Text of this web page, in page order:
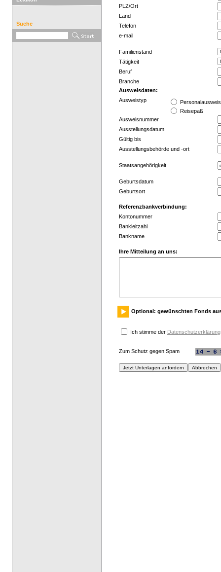
Suche
PLZ/Ort
Land
Telefon
e-mail
Familienstand
Tätigkeit
Beruf
Branche
Ausweisdaten:
Ausweistyp
Reisepaß
Ausweisnummer
Ausstellungsdatum
Gültig bis
Ausstellungsbehörde und -ort
Staatsangehörigkeit
Geburtsdatum
Geburtsort
Referenzbankverbindung:
Kontonummer
Bankleitzahl
Bankname
Ihre Mitteilung an uns:
Optional: gewünschten Fonds
Ich stimme der Datenschutzerklärung
Zum Schutz gegen Spam